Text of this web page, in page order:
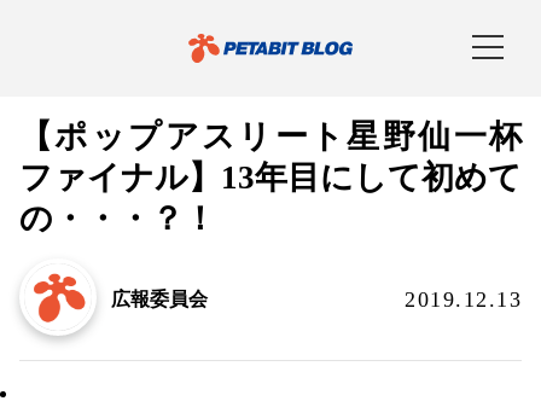
【ポップアスリート星野仙一杯
ファイナル】13年目にして初めて
の・・・？！
広報委員会 2019.12.13